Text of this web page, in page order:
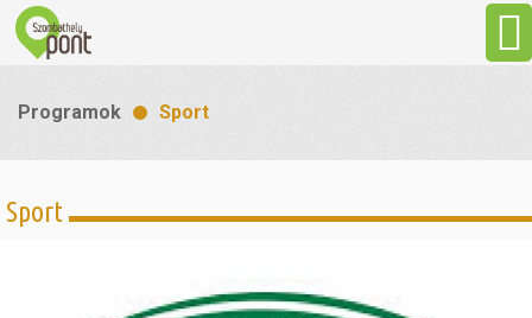
Látnivalók
Gasztronómia
Programok Sport
Sport